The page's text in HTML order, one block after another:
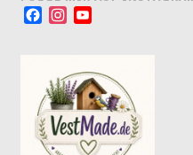
FacebookInstagram